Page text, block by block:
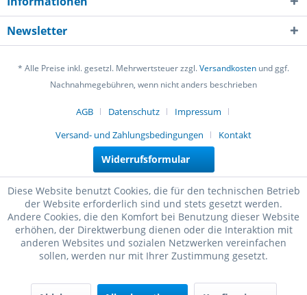
Newsletter
* Alle Preise inkl. gesetzl. Mehrwertsteuer zzgl.Versandkosten und ggf.
Nachnahmegebühren, wenn nicht anders beschrieben
AGB Datenschutz
Impressum
Versand- und Zahlungsbedingungen
Kontakt
Widerrufsformular
Diese Website benutzt Cookies, die für den technischen Betrieb
der Website erforderlich sind und stets gesetzt werden.
Andere Cookies, die den Komfort bei Benutzung dieser Website
erhöhen, der Direktwerbung dienen oder die Interaktion mit
anderen Websites und sozialen Netzwerken vereinfachen
sollen, werden nur mit Ihrer Zustimmung gesetzt.